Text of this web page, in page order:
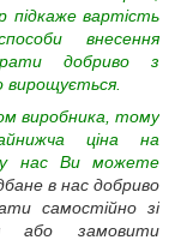
вартість
внесення
добриво з
вирощується.
виробника, тому
ціна на
у нас Ви можете
в нас добриво
самостійно зі
або замовити